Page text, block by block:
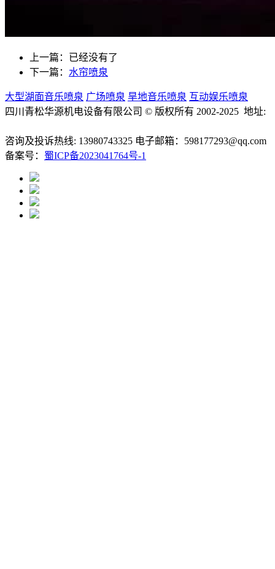
上一篇：已经没有了
下一篇： 水帘喷泉
大型湖面音乐喷泉 广场喷泉 旱地音乐喷泉 互动娱乐喷泉
四川青松华源机电设备有限公司 © 版权所有 2002-2025 地址:
咨询及投诉热线: 13980743325 电子邮箱：598177293@qq.com
备案号： 蜀ICP备2023041764号-1